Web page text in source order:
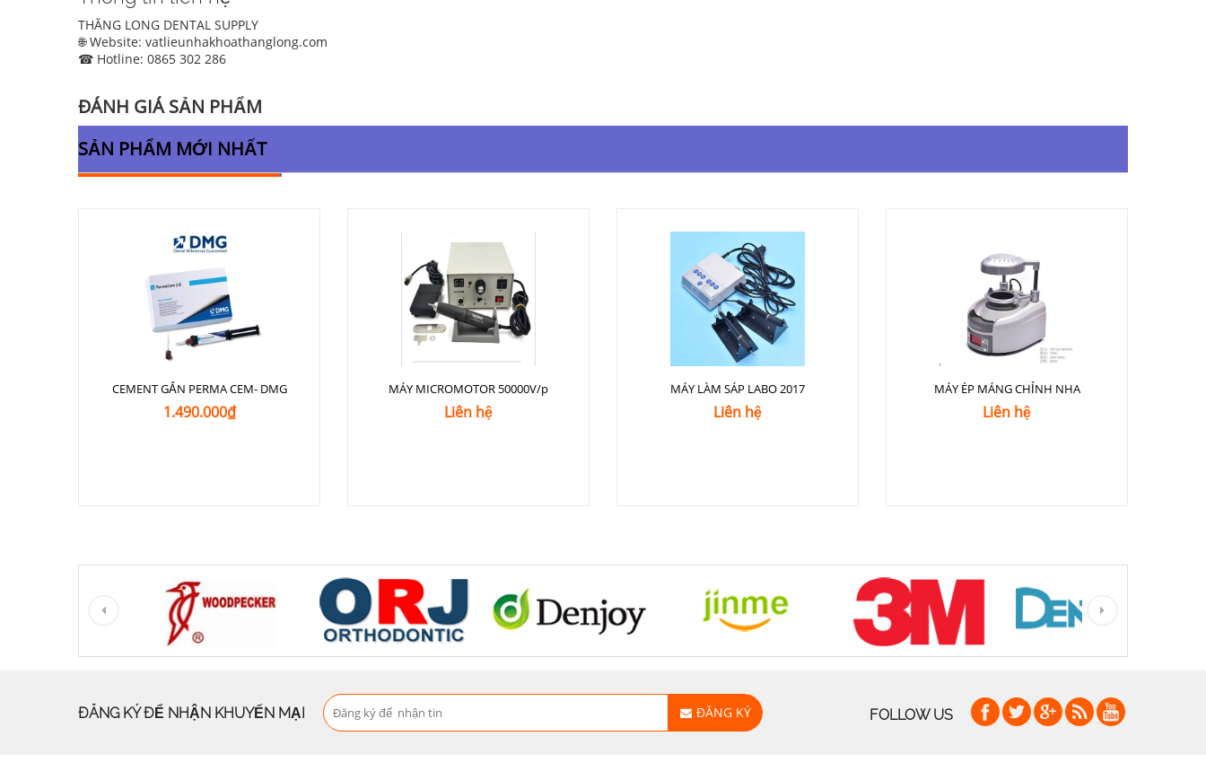
THĂNG LONG DENTAL SUPPLY
🌐 Website: vatlieunhakhoathanglong.com
☎ Hotline: 0865 302 286
ĐÁNH GIÁ SẢN PHẨM
SẢN PHẨM MỚI NHẤT
CEMENT GẮN PERMA CEM- DMG
1.490.000₫
MÁY MICROMOTOR 50000V/p
Liên hệ
MÁY LÀM SÁP LABO 2017
Liên hệ
MÁY ÉP MÁNG CHỈNH NHA
Liên hệ
ĐĂNG KÝ ĐỂ NHẬN KHUYẾN MẠI ĐĂNG KÝ FOLLOW US